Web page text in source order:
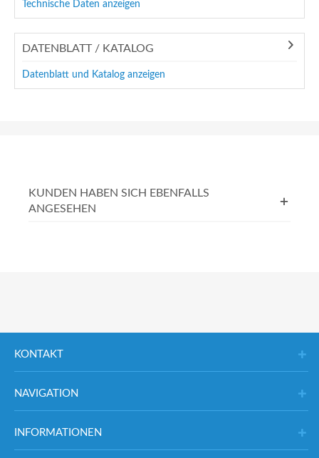
Technische Daten anzeigen
DATENBLATT / KATALOG
Datenblatt und Katalog anzeigen
KUNDEN HABEN SICH EBENFALLS
ANGESEHEN
KONTAKT
NAVIGATION
INFORMATIONEN